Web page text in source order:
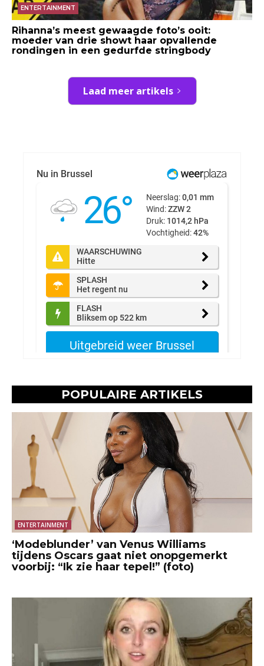
ENTERTAINMENT
Rihanna’s meest gewaagde foto’s ooit:
moeder van drie showt haar opvallende
rondingen in een gedurfde stringbody
Laad meer artikels
POPULAIRE ARTIKELS
ENTERTAINMENT
‘Modeblunder’ van Venus Williams
tijdens Oscars gaat niet onopgemerkt
voorbij: “Ik zie haar tepel!” (foto)